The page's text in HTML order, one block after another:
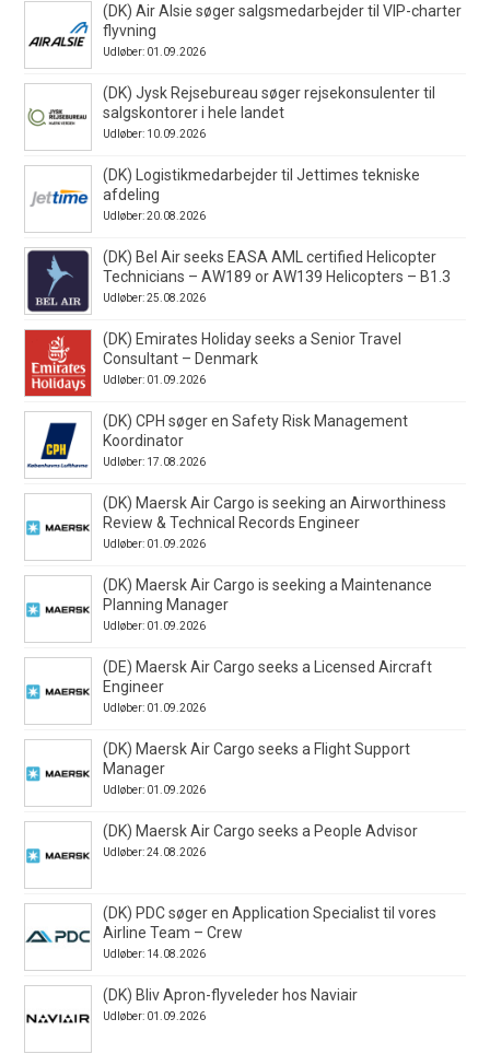
(DK) Air Alsie søger salgsmedarbejder til VIP-charter
flyvning
Udløber: 01.09.2026
(DK) Jysk Rejsebureau søger rejsekonsulenter til
salgskontorer i hele landet
Udløber: 10.09.2026
(DK) Logistikmedarbejder til Jettimes tekniske
afdeling
Udløber: 20.08.2026
(DK) Bel Air seeks EASA AML certified Helicopter
Technicians – AW189 or AW139 Helicopters – B1.3
Udløber: 25.08.2026
(DK) Emirates Holiday seeks a Senior Travel
Consultant – Denmark
Udløber: 01.09.2026
(DK) CPH søger en Safety Risk Management
Koordinator
Udløber: 17.08.2026
(DK) Maersk Air Cargo is seeking an Airworthiness
Review & Technical Records Engineer
Udløber: 01.09.2026
(DK) Maersk Air Cargo is seeking a Maintenance
Planning Manager
Udløber: 01.09.2026
(DE) Maersk Air Cargo seeks a Licensed Aircraft
Engineer
Udløber: 01.09.2026
(DK) Maersk Air Cargo seeks a Flight Support
Manager
Udløber: 01.09.2026
(DK) Maersk Air Cargo seeks a People Advisor
Udløber: 24.08.2026
(DK) PDC søger en Application Specialist til vores
Airline Team – Crew
Udløber: 14.08.2026
(DK) Bliv Apron-flyveleder hos Naviair
Udløber: 01.09.2026